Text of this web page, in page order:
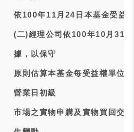
依100年11月24日本基金受益
(二)經理公司依100年10月31
據，以保守
原則估算本基金每受益權單位
營業日初級
市場之實物申購及實物買回交